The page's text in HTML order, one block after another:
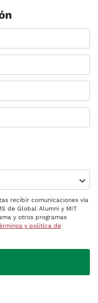
recibir comunicaciones vía
de Global Alumni y MIT
y otros programas
y política de